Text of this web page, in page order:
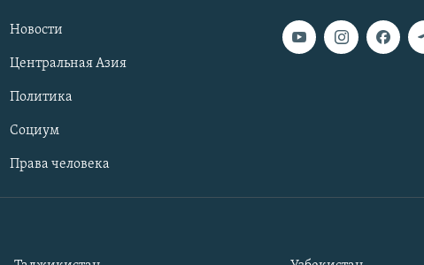
Новости
Центральная Азия
Политика
Социум
Права человека